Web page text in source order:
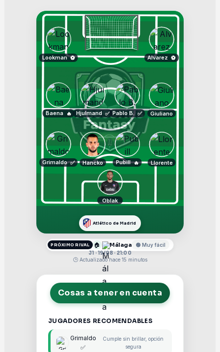
Oblak
Grimaldo ✅ Hancko Pubill 🔥 Llorente
Baena 🔥 Hjulmand ✅ Pablo B. ✅ Giuliano
Lookman ⚽ Alvarez ⚽
Atlético de Madrid
PRÓXIMO RIVAL 🏠 Málaga
🟢 Muy fácil
J1 · 19/08 · 21:00
🕒 Actualizado hace 15 minutos
Cosas a tener en cuenta
JUGADORES RECOMENDABLES
Grimaldo
✅
Cumple sin brillar, opción
segura